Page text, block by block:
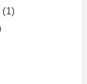
(1)